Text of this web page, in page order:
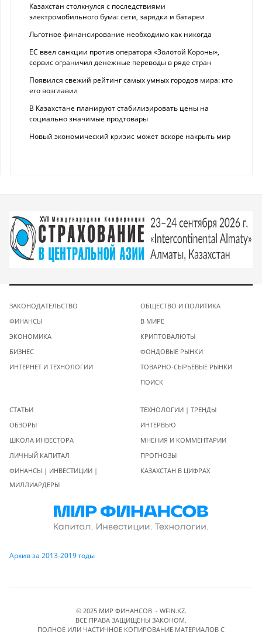
Казахстан столкнулся с последствиями
электромобильного бума: сети, зарядки и батареи
Льготное финансирование необходимо как никогда
ЕС ввел санкции против оператора «Золотой Короны»,
сервис ограничил денежные переводы в ряде стран
Появился свежий рейтинг самых умных городов мира: кто
его возглавил
В Казахстане планируют стабилизировать цены на
социально значимые продтовары
Новый экономический кризис может вскоре накрыть мир
ЗАКОНОДАТЕЛЬСТВО
ФИНАНСЫ
ЭКОНОМИКА
БИЗНЕС
ИНТЕРНЕТ И ТЕХНОЛОГИИ
ОБЩЕСТВО И ПОЛИТИКА
В МИРЕ
КРИПТОВАЛЮТЫ
ФОНДОВЫЕ РЫНКИ
ТОВАРНО-СЫРЬЕВЫЕ РЫНКИ
ПОИСК
СТАТЬИ
ОБЗОРЫ
ШКОЛА ИНВЕСТОРА
ЛИЧНЫЙ КАПИТАЛ
ФИНАНСЫ | ИНВЕСТИЦИИ |
МИЛЛИАРДЕРЫ
ТЕХНОЛОГИИ | ТРЕНДЫ
ИНТЕРВЬЮ
МНЕНИЯ И КОММЕНТАРИИ
ПРОГНОЗЫ
КАЗАХСТАН В ЦИФРАХ
Архив за 2013-2019 годы
© 2025 МИР ФИНАНСОВ - WFIN.KZ.
ВСЕ ПРАВА ЗАЩИЩЕНЫ ЗАКОНОМ.
ПОЛНОЕ ИЛИ ЧАСТИЧНОЕ КОПИРОВАНИЕ МАТЕРИАЛОВ C